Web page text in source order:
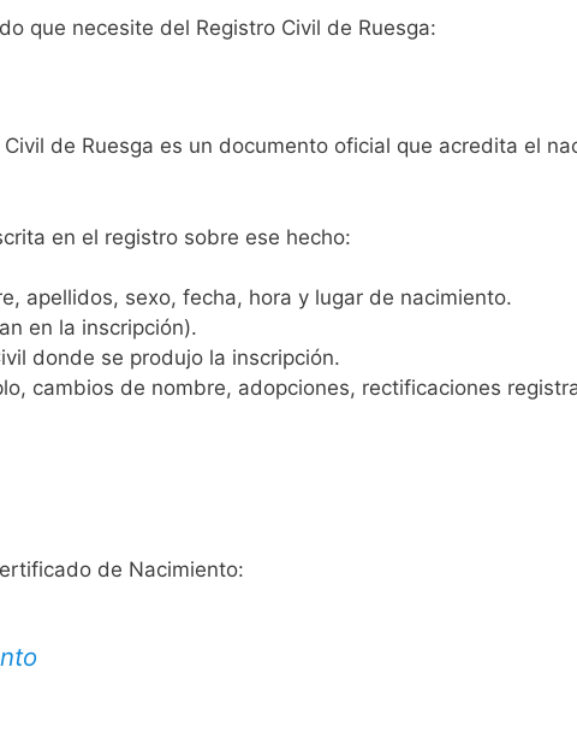
que necesite del Registro Civil de Ruesga:
de Ruesga es un documento oficial que acredita el
en el registro sobre ese hecho:
apellidos, sexo, fecha, hora y lugar de nacimiento.
en la inscripción).
donde se produjo la inscripción.
cambios de nombre, adopciones, rectificaciones
de Nacimiento: